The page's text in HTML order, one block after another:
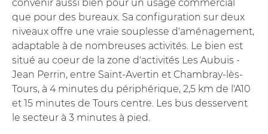
convenir aussi bien pour un usage commercial
que pour des bureaux. Sa configuration sur deux
niveaux offre une vraie souplesse d'aménagement,
adaptable à de nombreuses activités. Le bien est
situé au coeur de la zone d'activités Les Aubuis -
Jean Perrin, entre Saint-Avertin et Chambray-lès-
Tours, à 4 minutes du périphérique, 2,5 km de l'A10
et 15 minutes de Tours centre. Les bus desservent
le secteur à 3 minutes à pied.